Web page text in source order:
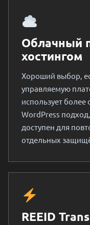
Облачный
хостингом
Хороший выбор,
управляемую
использует
WordPress
доступен для
отдельных
REEID